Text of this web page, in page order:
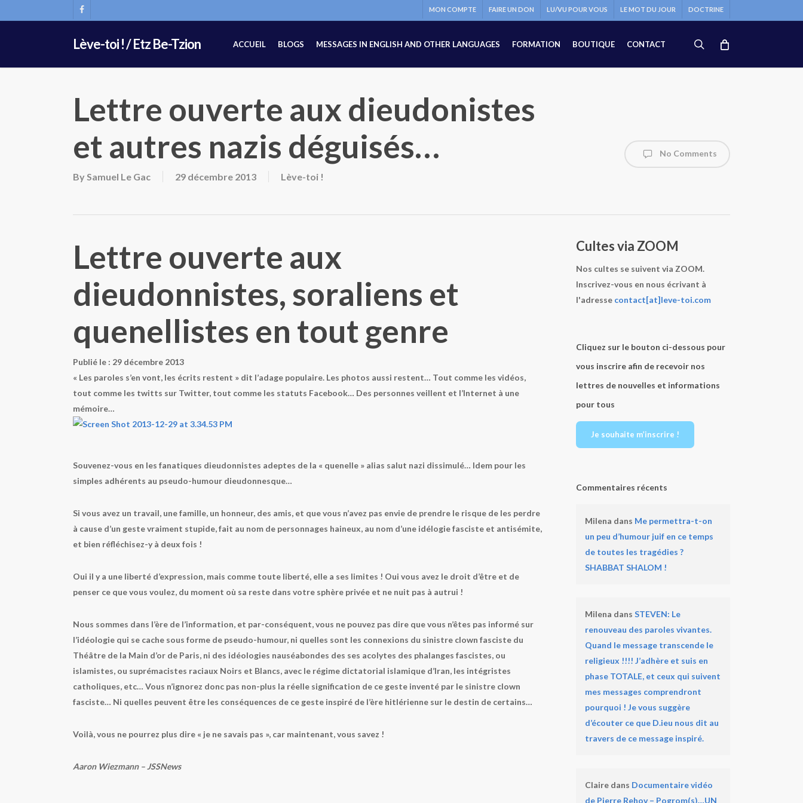
to
FACEBOOK
MON COMPTE FAIRE UN DON LU/VU POUR VOUS LE MOT DU JOUR DOCTRINE
Lève-toi ! / Etz Be-Tzion ACCUEIL BLOGS MESSAGES IN ENGLISH AND OTHER LANGUAGES FORMATION BOUTIQUE CONTACT search
Lettre ouverte aux dieudonistes
et autres nazis déguisés…
BySamuel Le Gac 29 décembre 2013 Lève-toi !
No Comments
Lettre ouverte aux
dieudonnistes, soraliens et
quenellistes en tout genre
Publié le : 29 décembre 2013
« Les paroles s’en vont, les écrits restent » dit l’adage populaire. Les photos aussi restent… Tout comme les vidéos,
tout comme les twitts sur Twitter, tout comme les statuts Facebook… Des personnes veillent et l’Internet à une
mémoire…
Souvenez-vous en les fanatiques dieudonnistes adeptes de la « quenelle » alias salut nazi dissimulé… Idem pour les
simples adhérents au pseudo-humour dieudonnesque…
Si vous avez un travail, une famille, un honneur, des amis, et que vous n’avez pas envie de prendre le risque de les perdre
à cause d’un geste vraiment stupide, fait au nom de personnages haineux, au nom d’une idélogie fasciste et antisémite,
et bien réfléchisez-y à deux fois !
Oui il y a une liberté d’expression, mais comme toute liberté, elle a ses limites ! Oui vous avez le droit d’être et de
penser ce que vous voulez, du moment où sa reste dans votre sphère privée et ne nuit pas à autrui !
Nous sommes dans l’ère de l’information, et par-conséquent, vous ne pouvez pas dire que vous n’êtes pas informé sur
l’idéologie qui se cache sous forme de pseudo-humour, ni quelles sont les connexions du sinistre clown fasciste du
Théâtre de la Main d’or de Paris, ni des idéologies nauséabondes des ses acolytes des phalanges fascistes, ou
islamistes, ou suprémacistes raciaux Noirs et Blancs, avec le régime dictatorial islamique d’Iran, les intégristes
catholiques, etc… Vous n’ignorez donc pas non-plus la réelle signification de ce geste inventé par le sinistre clown
fasciste… Ni quelles peuvent être les conséquences de ce geste inspiré de l’ère hitlérienne sur le destin de certains…
Voilà, vous ne pourrez plus dire « je ne savais pas », car maintenant, vous savez !
Aaron Wiezmann – JSSNews
Cultes via ZOOM
Nos cultes se suivent via ZOOM.
Inscrivez-vous en nous écrivant à
l'adresse contact[at]leve-toi.com
Cliquez sur le bouton ci-dessous pour
vous inscrire afin de recevoir nos
lettres de nouvelles et informations
pour tous
Je souhaite m’inscrire !
Commentaires récents
Milena dans Me permettra-t-on
un peu d’humour juif en ce temps
de toutes les tragédies ?
SHABBAT SHALOM !
Milena dans STEVEN: Le
renouveau des paroles vivantes.
Quand le message transcende le
religieux !!!! J’adhère et suis en
phase TOTALE, et ceux qui suivent
mes messages comprendront
pourquoi ! Je vous suggère
d’écouter ce que D.ieu nous dit au
travers de ce message inspiré.
Clairedans Documentaire vidéo
de Pierre Rehov – Pogrom(s)…UN